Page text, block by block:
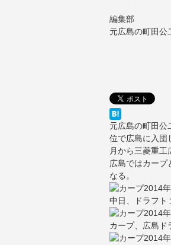
編集部
元広島の町田公
元広島の町田公
位で広島に入団
月から三菱重工
広島ではカープ
なる。
2014
中日、ドラフト
2014
カープ、広島ド
2014